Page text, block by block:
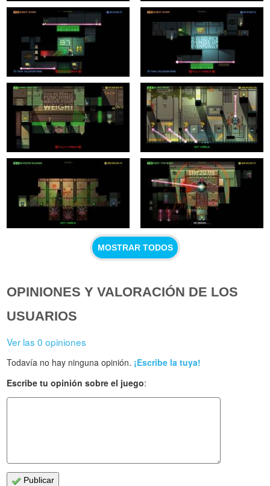
MOSTRAR TODOS
OPINIONES Y VALORACIÓN DE LOS
USUARIOS
Ver las 0 opiniones
Todavía no hay ninguna opinión. ¡Escribe la tuya!
Escribe tu opinión sobre el juego:
Publicar